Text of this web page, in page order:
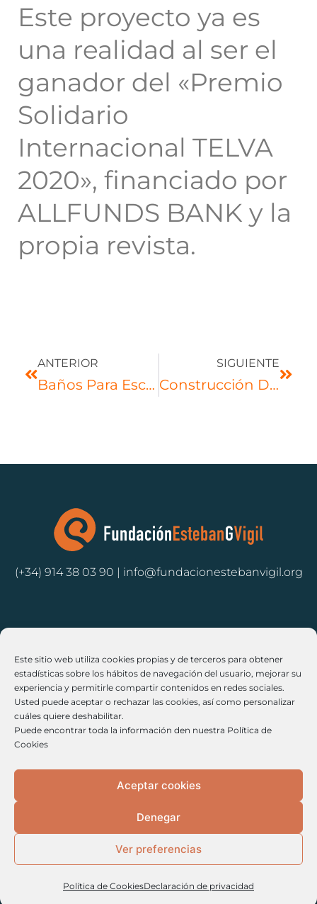
Este sitio web utiliza cookies propias y de terceros para obtener
estadísticas sobre los hábitos de navegación del usuario, mejorar su
experiencia y permitirle compartir contenidos en redes sociales.
Usted puede aceptar o rechazar las cookies, así como personalizar
cuáles quiere deshabilitar.
Puede encontrar toda la información den nuestra Política de
Cookies
Aceptar cookies
Denegar
Ver preferencias
Política de CookiesDeclaración de privacidad
Este proyecto ya es
una realidad al ser el
ganador del «Premio
Solidario
Internacional TELVA
2020», financiado por
ALLFUNDS BANK y la
propia revista.
ANTERIOR
Baños Para Escuela St. Stephen’s English Medium School (Manimala-India) 3.600€
SIGUIENTE
Construcción De Baños Para El Colegio Little Buds En Budidampad – India 6.090€
(+34) 914 38 03 90 | info@fundacionestebanvigil.org
Cookies
Políticas de Privacidad
Legales
Políticas de Cancelación / Devolución